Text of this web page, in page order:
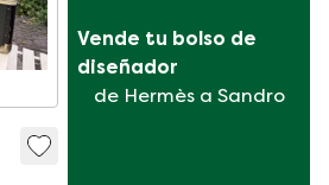
Vende tu bolso de
diseñador
de Hermès a Sandro